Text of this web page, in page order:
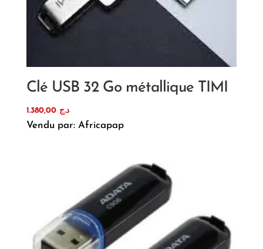
Clé USB 32 Go métallique TIMI
د.ج 1.380,00
Vendu par: Africapap